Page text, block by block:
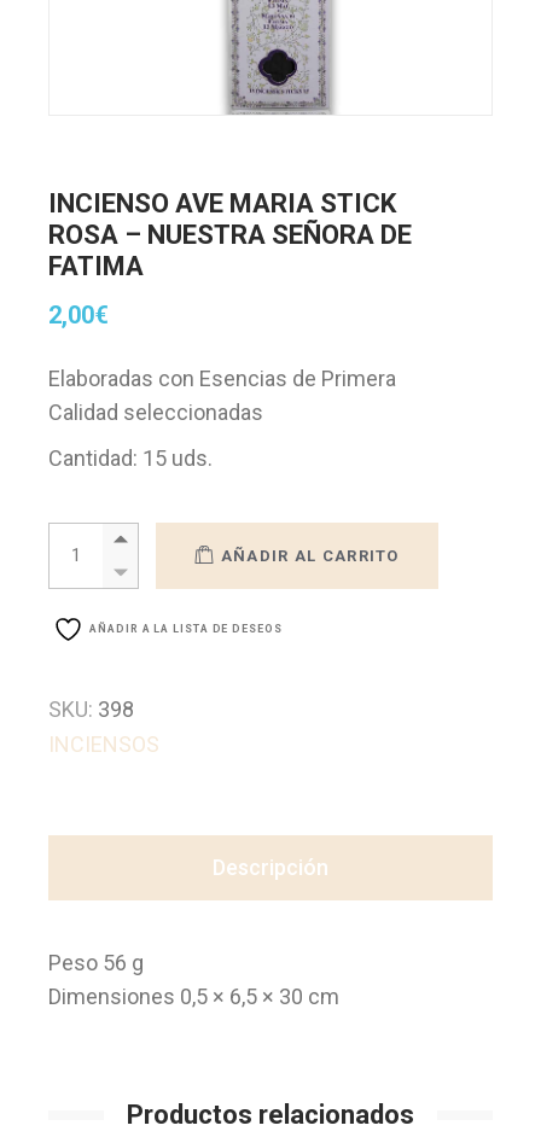
INCIENSO AVE MARIA STICK
ROSA – NUESTRA SEÑORA DE
FATIMA
2,00€
Elaboradas con Esencias de Primera
Calidad seleccionadas
Cantidad: 15 uds.
INCIENSO AVE MARIA STICK ROSA – NUESTRA SEÑORA DE
AÑADIR AL CARRITO
AÑADIR A LA LISTA DE DESEOS
SKU: 398
INCIENSOS
Descripción
Peso 56 g
Dimensiones 0,5 × 6,5 × 30 cm
Productos relacionados